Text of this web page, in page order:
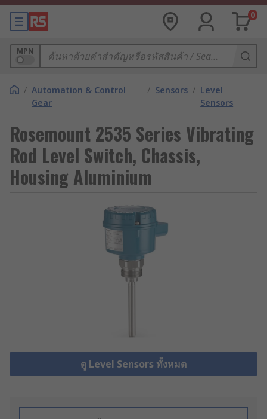
0
MPN
/ Automation & Control
Gear
/ Sensors / Level
Sensors
Rosemount 2535 Series Vibrating
Rod Level Switch, Chassis,
Housing Aluminium
ดู Level Sensors ทั้งหมด